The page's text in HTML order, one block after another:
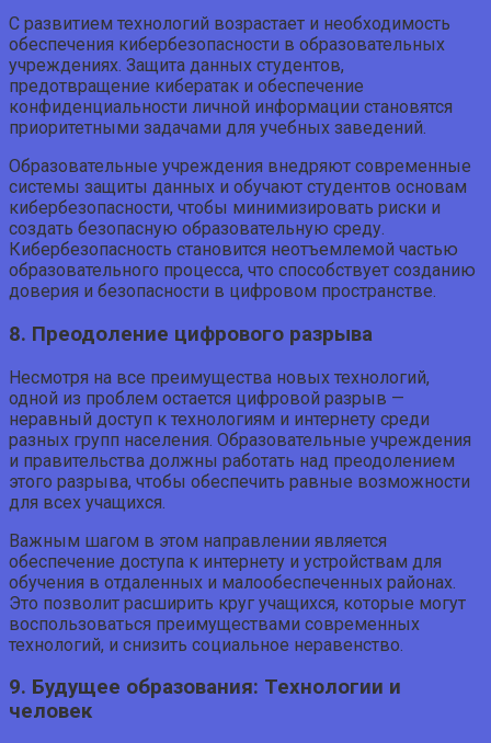
С развитием технологий возрастает и необходимость
обеспечения кибербезопасности в образовательных
учреждениях. Защита данных студентов,
предотвращение кибератак и обеспечение
конфиденциальности личной информации становятся
приоритетными задачами для учебных заведений.
Образовательные учреждения внедряют современные
системы защиты данных и обучают студентов основам
кибербезопасности, чтобы минимизировать риски и
создать безопасную образовательную среду.
Кибербезопасность становится неотъемлемой частью
образовательного процесса, что способствует созданию
доверия и безопасности в цифровом пространстве.
8. Преодоление цифрового разрыва
Несмотря на все преимущества новых технологий,
одной из проблем остается цифровой разрыв —
неравный доступ к технологиям и интернету среди
разных групп населения. Образовательные учреждения
и правительства должны работать над преодолением
этого разрыва, чтобы обеспечить равные возможности
для всех учащихся.
Важным шагом в этом направлении является
обеспечение доступа к интернету и устройствам для
обучения в отдаленных и малообеспеченных районах.
Это позволит расширить круг учащихся, которые могут
воспользоваться преимуществами современных
технологий, и снизить социальное неравенство.
9. Будущее образования: Технологии и
человек